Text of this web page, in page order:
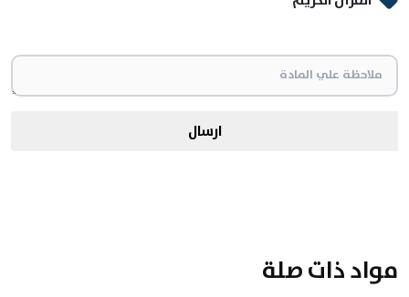
ارسال
مواد ذات صلة